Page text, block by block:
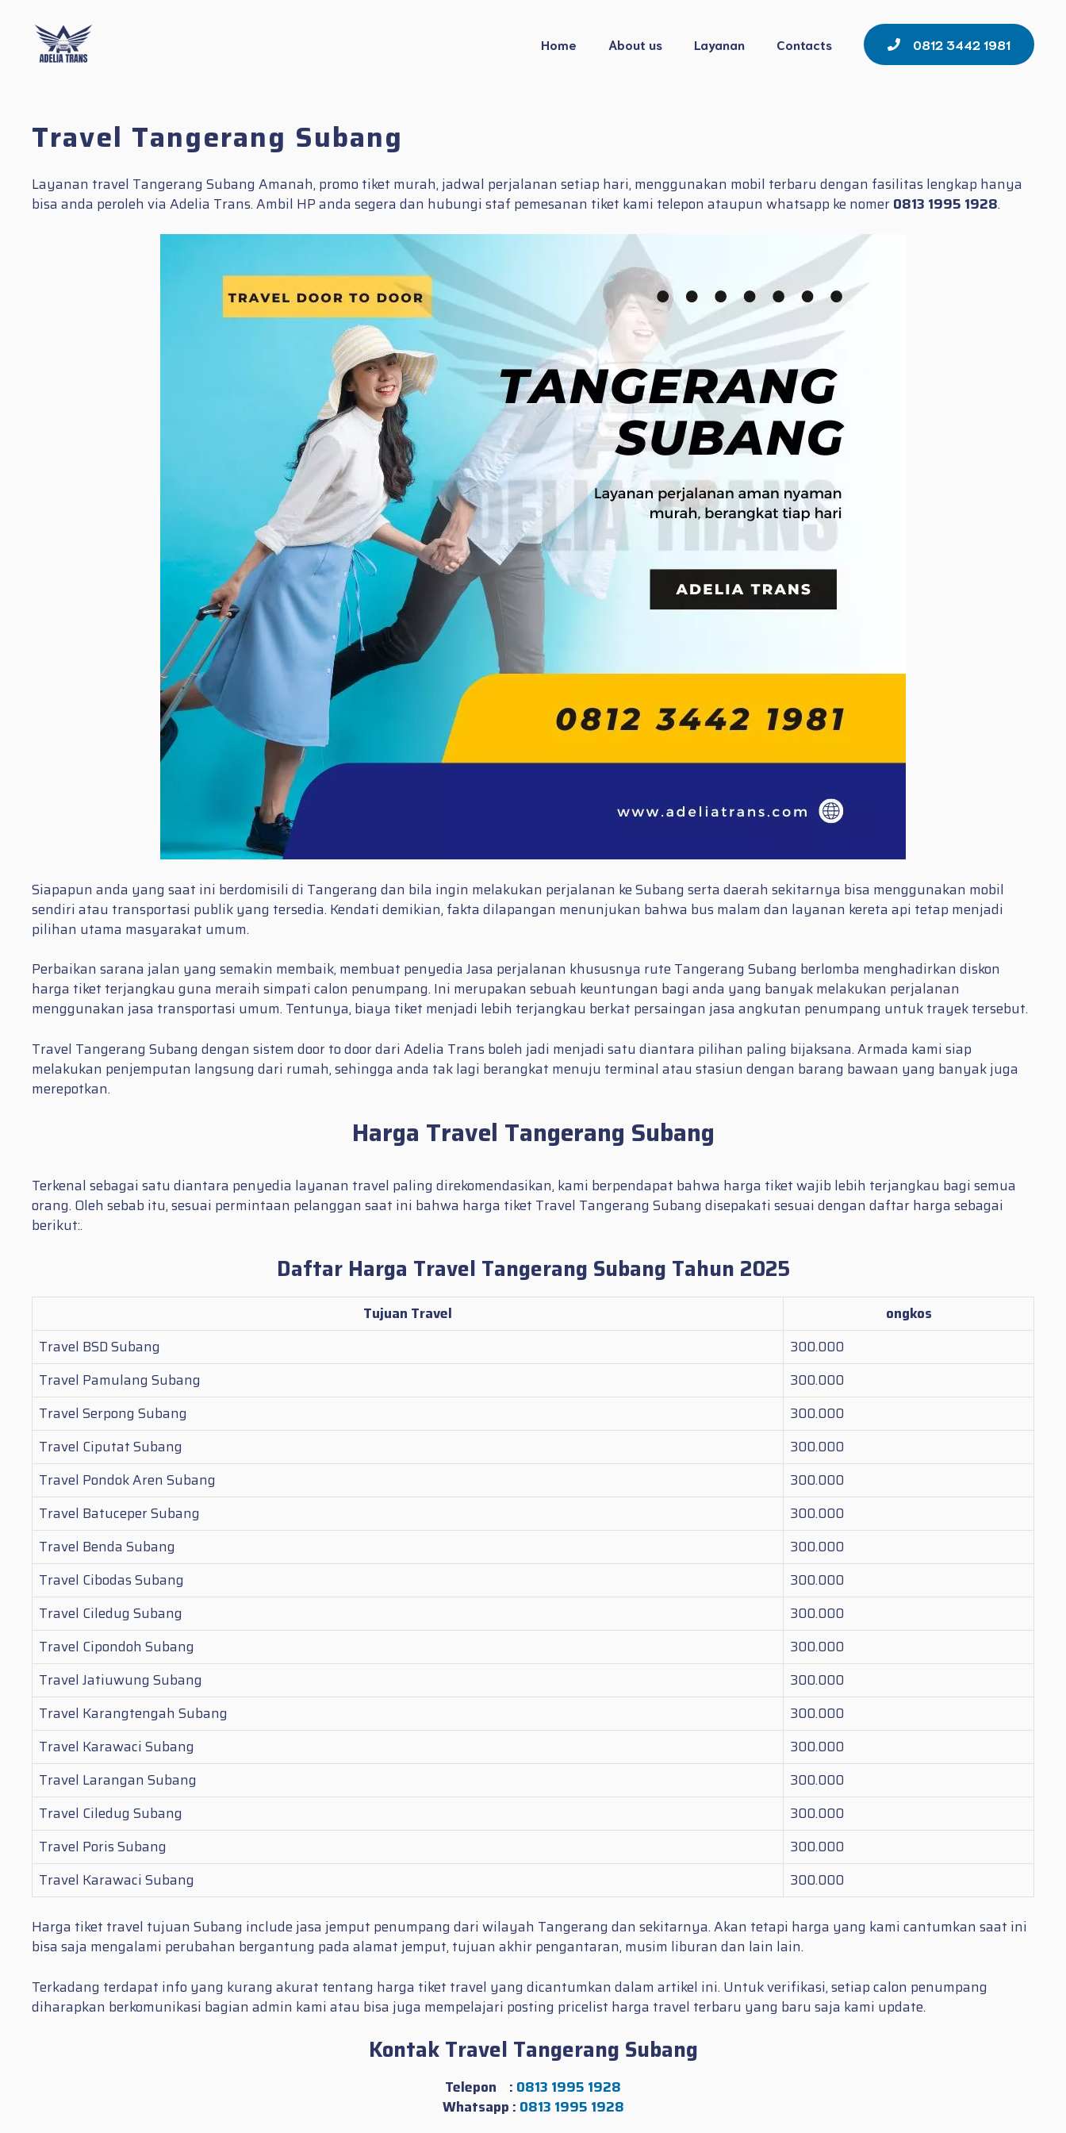
content
Home About us Layanan Contacts 0812 3442 1981
Travel Tangerang Subang
Layanan travel Tangerang Subang Amanah, promo tiket murah, jadwal perjalanan setiap hari, menggunakan mobil terbaru dengan fasilitas lengkap hanya
bisa anda peroleh via Adelia Trans. Ambil HP anda segera dan hubungi staf pemesanan tiket kami telepon ataupun whatsapp ke nomer0813 1995 1928.
Siapapun anda yang saat ini berdomisili di Tangerang dan bila ingin melakukan perjalanan ke Subang serta daerah sekitarnya bisa menggunakan mobil
sendiri atau transportasi publik yang tersedia. Kendati demikian, fakta dilapangan menunjukan bahwa bus malam dan layanan kereta api tetap menjadi
pilihan utama masyarakat umum.
Perbaikan sarana jalan yang semakin membaik, membuat penyedia Jasa perjalanan khususnya rute Tangerang Subang berlomba menghadirkan diskon
harga tiket terjangkau guna meraih simpati calon penumpang. Ini merupakan sebuah keuntungan bagi anda yang banyak melakukan perjalanan
menggunakan jasa transportasi umum. Tentunya, biaya tiket menjadi lebih terjangkau berkat persaingan jasa angkutan penumpang untuk trayek tersebut.
Travel Tangerang Subang dengan sistem door to door dari Adelia Trans boleh jadi menjadi satu diantara pilihan paling bijaksana. Armada kami siap
melakukan penjemputan langsung dari rumah, sehingga anda tak lagi berangkat menuju terminal atau stasiun dengan barang bawaan yang banyak juga
merepotkan.
Harga Travel Tangerang Subang
Terkenal sebagai satu diantara penyedia layanan travel paling direkomendasikan, kami berpendapat bahwa harga tiket wajib lebih terjangkau bagi semua
orang. Oleh sebab itu, sesuai permintaan pelanggan saat ini bahwa harga tiket Travel Tangerang Subang disepakati sesuai dengan daftar harga sebagai
berikut:.
Daftar Harga Travel Tangerang Subang Tahun 2025
Tujuan Travel
ongkos
Travel BSD Subang
300.000
Travel Pamulang Subang
300.000
Travel Serpong Subang
300.000
Travel Ciputat Subang
300.000
Travel Pondok Aren Subang
300.000
Travel Batuceper Subang
300.000
Travel Benda Subang
300.000
Travel Cibodas Subang
300.000
Travel Ciledug Subang
300.000
Travel Cipondoh Subang
300.000
Travel Jatiuwung Subang
300.000
Travel Karangtengah Subang
300.000
Travel Karawaci Subang
300.000
Travel Larangan Subang
300.000
Travel Ciledug Subang
300.000
Travel Poris Subang
300.000
Travel Karawaci Subang
300.000
Harga tiket travel tujuan Subang include jasa jemput penumpang dari wilayah Tangerang dan sekitarnya. Akan tetapi harga yang kami cantumkan saat ini
bisa saja mengalami perubahan bergantung pada alamat jemput, tujuan akhir pengantaran, musim liburan dan lain lain.
Terkadang terdapat info yang kurang akurat tentang harga tiket travel yang dicantumkan dalam artikel ini. Untuk verifikasi, setiap calon penumpang
diharapkan berkomunikasi bagian admin kami atau bisa juga mempelajari posting pricelist harga travel terbaru yang baru saja kami update.
Kontak Travel Tangerang Subang
Telepon : 0813 1995 1928
Whatsapp : 0813 1995 1928